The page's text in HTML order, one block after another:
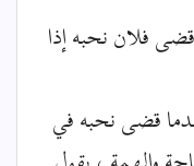
فلان نحبه إذا
قضى نحبه في